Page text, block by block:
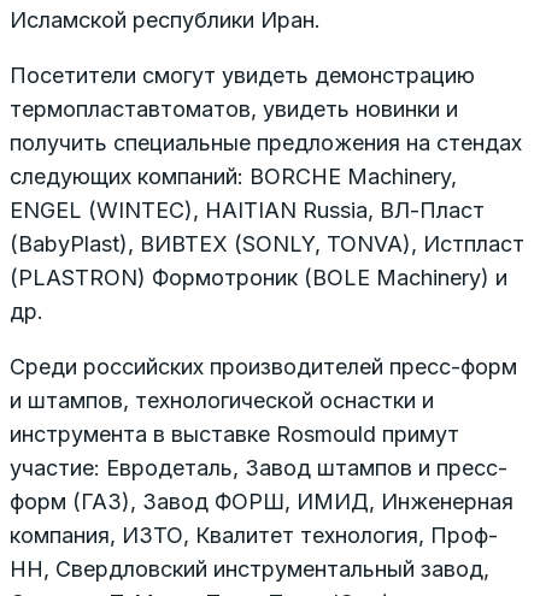
Исламской республики Иран.
Посетители смогут увидеть демонстрацию
термопластавтоматов, увидеть новинки и
получить специальные предложения на стендах
следующих компаний: BORCHE Machinery,
ENGEL (WINTEC), HAITIAN Russia, ВЛ-Пласт
(BabyPlast), ВИВТЕХ (SONLY, TONVA), Истпласт
(PLASTRON) Формотроник (BOLE Machinery) и
др.
Среди российских производителей пресс-форм
и штампов, технологической оснастки и
инструмента в выставке Rosmould примут
участие: Евродеталь, Завод штампов и пресс-
форм (ГАЗ), Завод ФОРШ, ИМИД, Инженерная
компания, ИЗТО, Квалитет технология, Проф-
НН, Свердловский инструментальный завод,